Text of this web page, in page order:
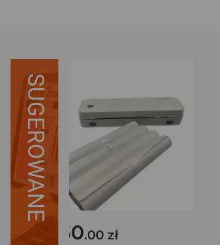
SUGEROWANE
160.00 zł